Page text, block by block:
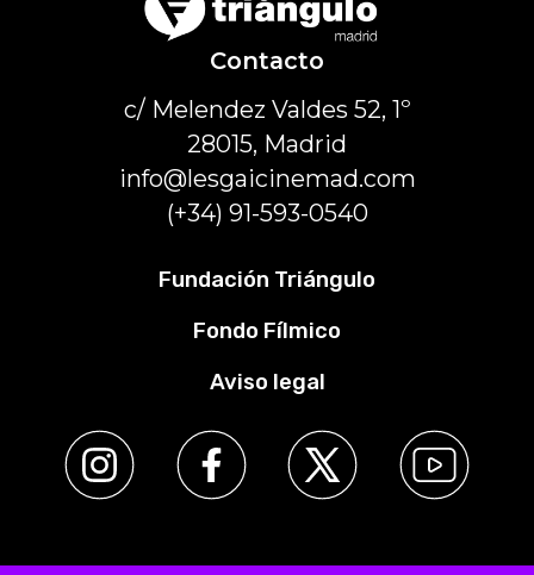
Contacto
c/ Melendez Valdes 52, 1º
28015, Madrid
info@lesgaicinemad.com
(+34) 91-593-0540
Fundación Triángulo
Fondo Fílmico
Aviso legal